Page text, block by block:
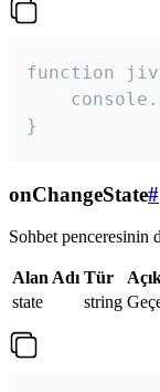
function
}
onChangeState#
Sohbet penceresinin
Alan Adı Tür
state
string